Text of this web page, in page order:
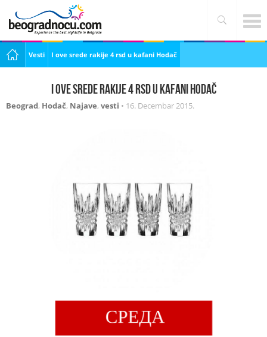
Vesti I ove srede rakije 4 rsd u kafani Hodač
I ove srede rakije 4 rsd u kafani Hodač
Beograd, Hodač, Najave, vesti • 16. Decembar 2015.